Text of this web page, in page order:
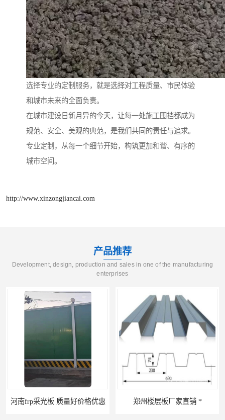
选择专业的定制服务，就是选择对工程质量、市民体验
和城市未来的全面负责。
在城市建设日新月异的今天，让每一处施工围挡都成为
规范、安全、美观的典范，是我们共同的责任与追求。
专业定制，从每一个细节开始，构筑更加和谐、有序的
城市空间。
http://www.xinzongjiancai.com
产品推荐
Development, design, production and sales in one of the manufacturing
enterprises
郑州楼层板厂家直销 *